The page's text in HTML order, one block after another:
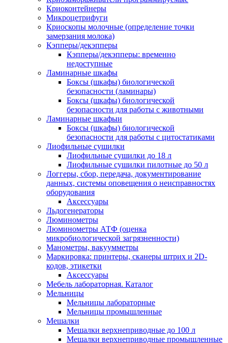
Криоконтейнеры
Микроцетрифуги
Криоскопы молочные (определение точки
замерзания молока)
Кэпперы/декэпперы
Кэпперы/декэпперы: временно
недоступные
Ламинарные шкафы
Боксы (шкафы) биологической
безопасности (ламинары)
Боксы (шкафы) биологической
безопасности для работы с животными
Ламинарные шкафыи
Боксы (шкафы) биологической
безопасности для работы с цитостатиками
Лиофильные сушилки
Лиофильные сушилки до 18 л
Лиофильные сушилки пилотные до 50 л
Логгеры, сбор, передача, документирование
данных, системы оповещения о неисправностях
оборудования
Аксессуары
Льдогенераторы
Люминометры
Люминометры АТФ (оценка
микробиологической загрязненности)
Манометры, вакуумметры
Маркировка: принтеры, сканеры штрих и 2D-
кодов, этикетки
Аксессуары
Мебель лабораторная. Каталог
Мельницы
Мельницы лабораторные
Мельницы промышленные
Мешалки
Мешалки верхнеприводные до 100 л
Мешалки верхнеприводные промышленные